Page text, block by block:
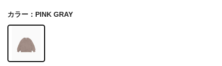
カラー：PINK GRAY